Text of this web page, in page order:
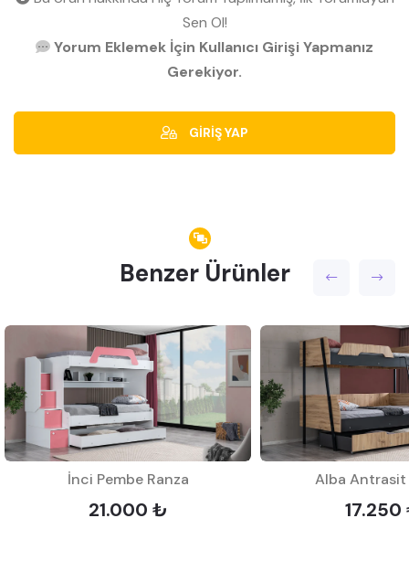
Sen Ol!
Yorum Eklemek İçin Kullanıcı Girişi Yapmanız
Gerekiyor.
GİRİŞ YAP
Benzer Ürünler
İnci Pembe Ranza
21.000 ₺
Alba Antrasit